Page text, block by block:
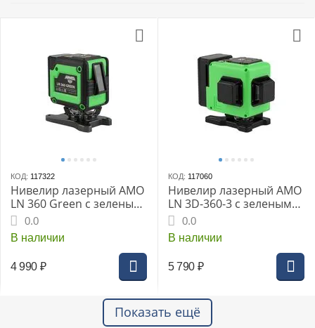
КОД: 117322
Нивелир лазерный AMO
LN 360 Green с зеленым
лучом, 2 плоскости
0.0
В наличии
4 990 ₽
КОД: 117060
Нивелир лазерный AMO
LN 3D-360-3 с зеленым
лучом
0.0
В наличии
5 790 ₽
Показать ещё